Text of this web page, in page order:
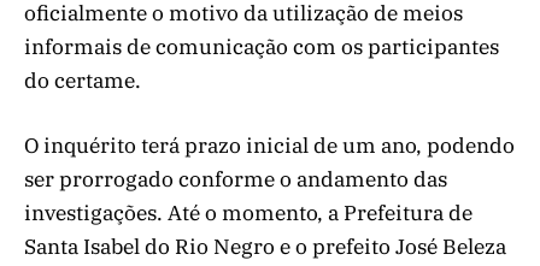
oficialmente o motivo da utilização de meios
informais de comunicação com os participantes
do certame.
O inquérito terá prazo inicial de um ano, podendo
ser prorrogado conforme o andamento das
investigações. Até o momento, a Prefeitura de
Santa Isabel do Rio Negro e o prefeito José Beleza